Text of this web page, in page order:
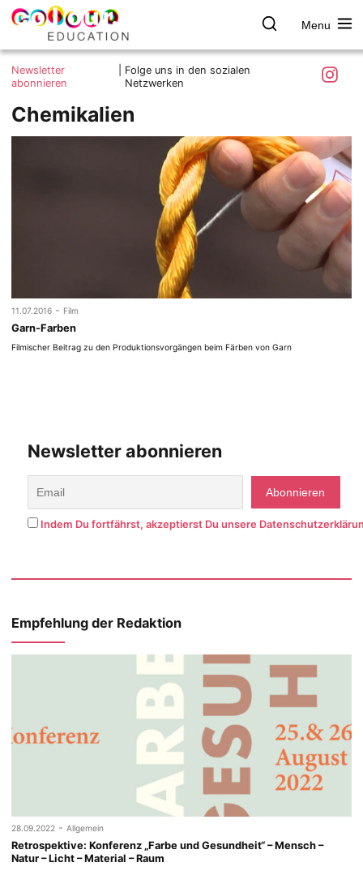
Skip
colour.education
Farbe
entdecken
Menu
Was ist colour.education?
Ziele und Mitmachen
Kontakt
Impressum
Newsletter
abonnieren
Folge uns in den sozialen
Netzwerken
Chemikalien
11.07.2016 - Film
Garn-Farben
Filmischer Beitrag zu den Produktionsvorgängen beim Färben von Garn
Newsletter abonnieren
Indem Du fortfährst, akzeptierst Du unsere
Empfehlung der Redaktion
28.09.2022 - Allgemein
Retrospektive: Konferenz „Farbe und Gesundheit“ – Mensch –
Natur – Licht – Material – Raum